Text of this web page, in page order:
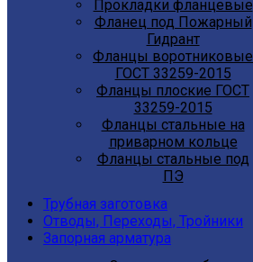
Прокладки фланцевые
Фланец под Пожарный
Гидрант
Фланцы воротниковые
ГОСТ 33259-2015
Фланцы плоские ГОСТ
33259-2015
Фланцы стальные на
приварном кольце
Фланцы стальные под
ПЭ
Трубная заготовка
Отводы, Переходы, Тройники
Запорная арматура